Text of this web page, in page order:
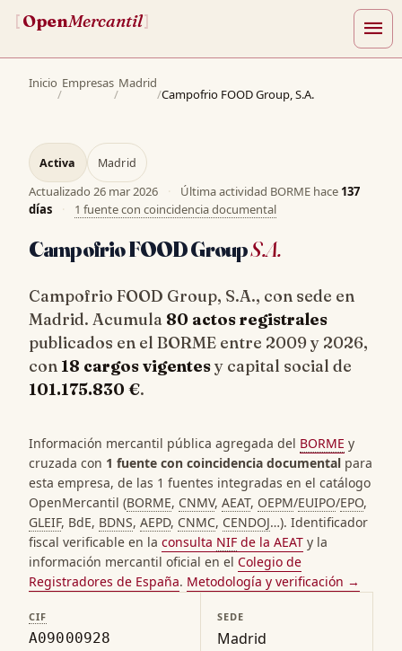
[OpenMercantil] menu
Inicio
/
Empresas
/
Madrid
/Campofrio FOOD Group, S.A.
Activa Madrid
Actualizado 26 mar 2026 · Última actividad BORME hace 137
días
· 1 fuente con coincidencia documental
Campofrio FOOD GroupS.A.
Campofrio FOOD Group, S.A., con sede en
Madrid. Acumula 80 actos registrales
publicados en el BORME entre 2009 y 2026,
con 18 cargos vigentesy capital social de
101.175.830 €.
Información mercantil pública agregada del BORME y
cruzada con 1 fuente con coincidencia documental para
esta empresa, de las 1 fuentes integradas en el catálogo
OpenMercantil (BORME, CNMV, AEAT, OEPM/EUIPO/EPO,
GLEIF, BdE, BDNS, AEPD, CNMC, CENDOJ…). Identificador
fiscal verificable en la consulta NIF de la AEAT y la
información mercantil oficial en el Colegio de
Registradores de España. Metodología y verificación →
CIF
A09000928
SEDE
Madrid